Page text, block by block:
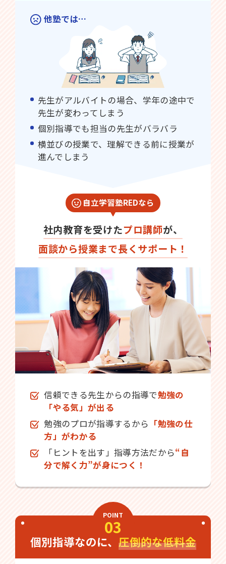
他塾では…
先生がアルバイトの場合、学年の途中で
先生が変わってしまう
個別指導でも担当の先生がバラバラ
横並びの授業で、理解できる前に授業が
進んでしまう
自立学習塾REDなら
社内教育を受けたプロ講師が、
面談から授業まで長くサポート！
信頼できる先生からの指導で勉強の
「やる気」が出る
勉強のプロが指導するから 「勉強の仕
方」がわかる
「ヒントを出す」指導方法だから“自
分で解く力”が身につく！
POINT
03
個別指導なのに、 圧倒的な低料金